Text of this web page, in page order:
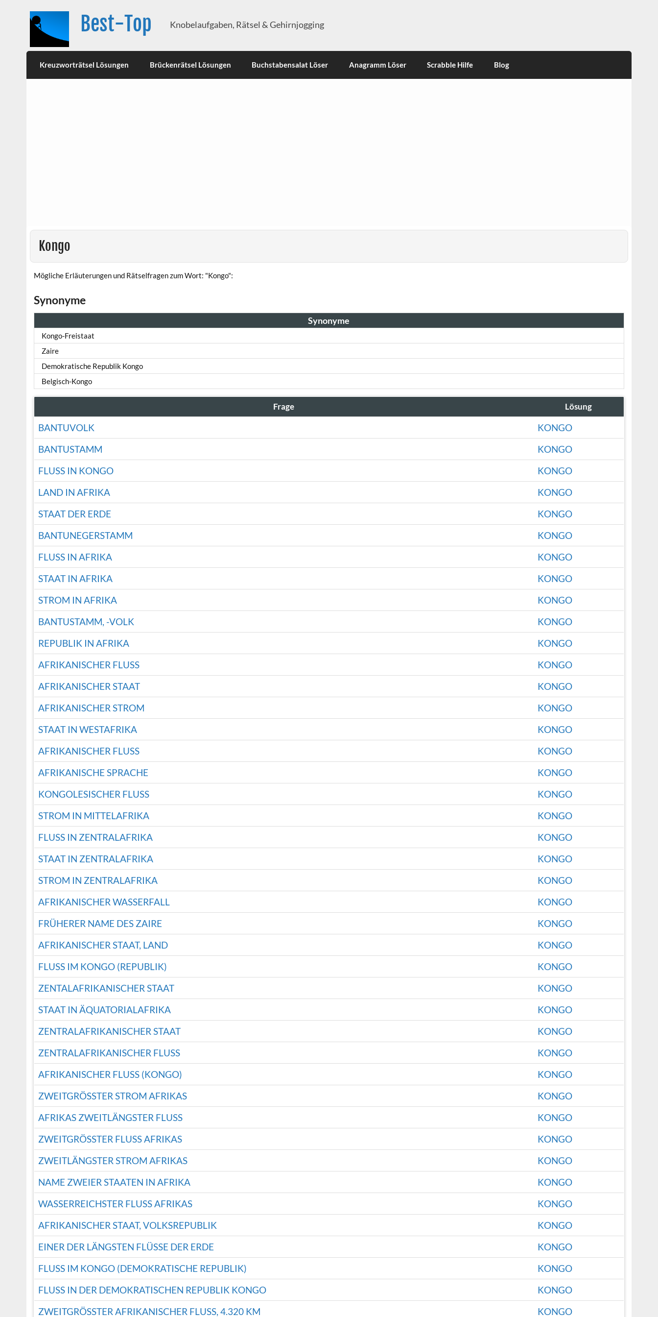
Best-Top Knobelaufgaben, Rätsel & Gehirnjogging
Kreuzworträtsel Lösungen Brückenrätsel Lösungen Buchstabensalat Löser Anagramm Löser Scrabble Hilfe Blog
Kongo
Mögliche Erläuterungen und Rätselfragen zum Wort: "Kongo":
Synonyme
Synonyme
Kongo-Freistaat
Zaire
Demokratische Republik Kongo
Belgisch-Kongo
Frage Lösung
BANTUVOLK
KONGO
BANTUSTAMM
KONGO
FLUSS IN KONGO
KONGO
LAND IN AFRIKA
KONGO
STAAT DER ERDE
KONGO
BANTUNEGERSTAMM
KONGO
FLUSS IN AFRIKA
KONGO
STAAT IN AFRIKA
KONGO
STROM IN AFRIKA
KONGO
BANTUSTAMM, -VOLK
KONGO
REPUBLIK IN AFRIKA
KONGO
AFRIKANISCHER FLUSS
KONGO
AFRIKANISCHER STAAT
KONGO
AFRIKANISCHER STROM
KONGO
STAAT IN WESTAFRIKA
KONGO
AFRIKANISCHER FLUSS
KONGO
AFRIKANISCHE SPRACHE
KONGO
KONGOLESISCHER FLUSS
KONGO
STROM IN MITTELAFRIKA
KONGO
FLUSS IN ZENTRALAFRIKA
KONGO
STAAT IN ZENTRALAFRIKA
KONGO
STROM IN ZENTRALAFRIKA
KONGO
AFRIKANISCHER WASSERFALL
KONGO
FRÜHERER NAME DES ZAIRE
KONGO
AFRIKANISCHER STAAT, LAND
KONGO
FLUSS IM KONGO (REPUBLIK)
KONGO
ZENTALAFRIKANISCHER STAAT
KONGO
STAAT IN ÄQUATORIALAFRIKA
KONGO
ZENTRALAFRIKANISCHER STAAT
KONGO
ZENTRALAFRIKANISCHER FLUSS
KONGO
AFRIKANISCHER FLUSS (KONGO)
KONGO
ZWEITGRÖSSTER STROM AFRIKAS
KONGO
AFRIKAS ZWEITLÄNGSTER FLUSS
KONGO
ZWEITGRÖSSTER FLUSS AFRIKAS
KONGO
ZWEITLÄNGSTER STROM AFRIKAS
KONGO
NAME ZWEIER STAATEN IN AFRIKA
KONGO
WASSERREICHSTER FLUSS AFRIKAS
KONGO
AFRIKANISCHER STAAT, VOLKSREPUBLIK
KONGO
EINER DER LÄNGSTEN FLÜSSE DER ERDE
KONGO
FLUSS IM KONGO (DEMOKRATISCHE REPUBLIK)
KONGO
FLUSS IN DER DEMOKRATISCHEN REPUBLIK KONGO
KONGO
ZWEITGRÖSSTER AFRIKANISCHER FLUSS, 4.320 KM
KONGO